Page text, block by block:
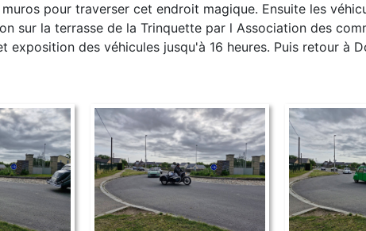
pour traverser cet endroit magique. Ensuite les
sur la terrasse de la Trinquette par l Association des
exposition des véhicules jusqu'à 16 heures. Puis retour